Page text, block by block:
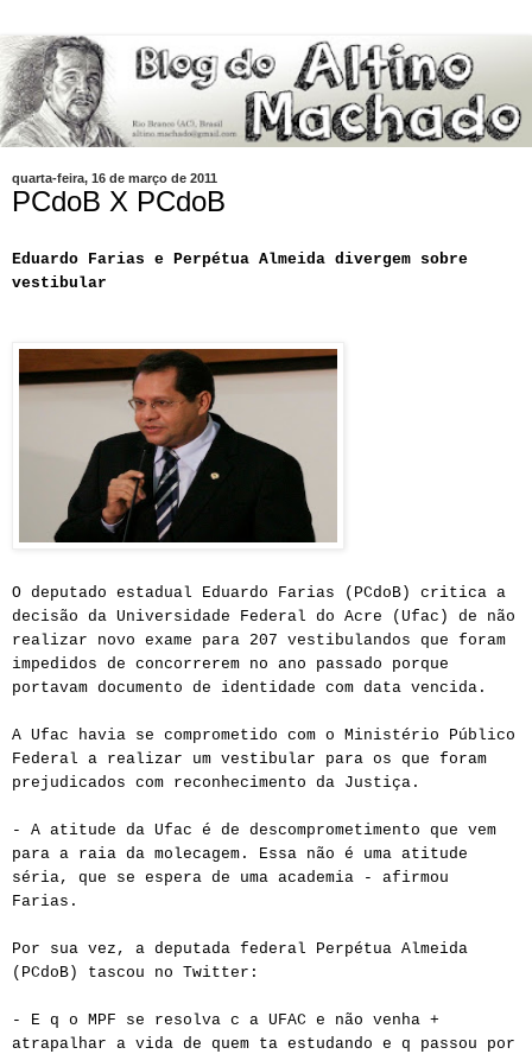
quarta-feira, 16 de março de 2011
PCdoB X PCdoB
Eduardo Farias e Perpétua Almeida divergem sobre
vestibular
O deputado estadual Eduardo Farias (PCdoB) critica a
decisão da Universidade Federal do Acre (Ufac) de não
realizar novo exame para 207 vestibulandos que foram
impedidos de concorrerem no ano passado porque
portavam documento de identidade com data vencida.
A Ufac havia se comprometido com o Ministério Público
Federal a realizar um vestibular para os que foram
prejudicados com reconhecimento da Justiça.
- A atitude da Ufac é de descomprometimento que vem
para a raia da molecagem. Essa não é uma atitude
séria, que se espera de uma academia - afirmou
Farias.
Por sua vez, a deputada federal Perpétua Almeida
(PCdoB) tascou no Twitter:
- E q o MPF se resolva c a UFAC e não venha +
atrapalhar a vida de quem ta estudando e q passou por